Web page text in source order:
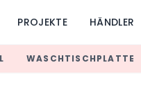
PROJEKTE HÄNDLER
WASCHTISCHPLATTE